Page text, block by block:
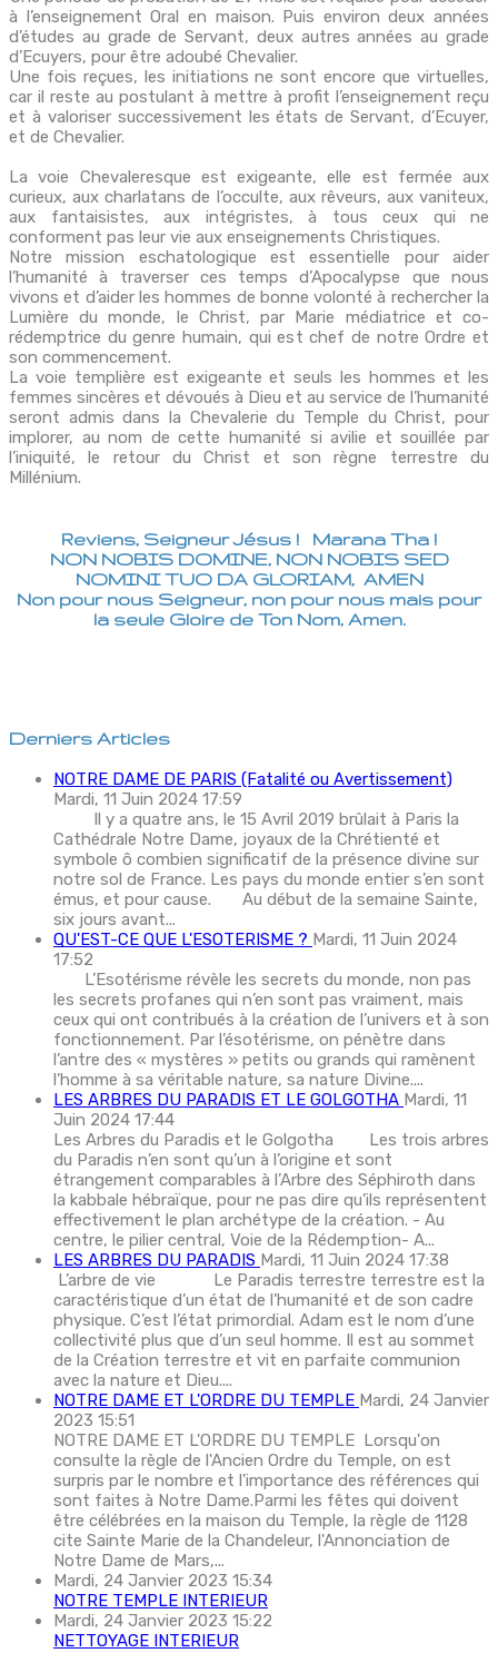
à l’enseignement Oral en maison. Puis environ deux années
d’études au grade de Servant, deux autres années au grade
d’Ecuyers, pour être adoubé Chevalier.
Une fois reçues, les initiations ne sont encore que virtuelles,
car il reste au postulant à mettre à profit l’enseignement reçu
et à valoriser successivement les états de Servant, d’Ecuyer,
et de Chevalier.
La voie Chevaleresque est exigeante, elle est fermée aux
curieux, aux charlatans de l’occulte, aux rêveurs, aux vaniteux,
aux fantaisistes, aux intégristes, à tous ceux qui ne
conforment pas leur vie aux enseignements Christiques.
Notre mission eschatologique est essentielle pour aider
l’humanité à traverser ces temps d’Apocalypse que nous
vivons et d’aider les hommes de bonne volonté à rechercher la
Lumière du monde, le Christ, par Marie médiatrice et co-
rédemptrice du genre humain, qui est chef de notre Ordre et
son commencement.
La voie templière est exigeante et seuls les hommes et les
femmes sincères et dévoués à Dieu et au service de l’humanité
seront admis dans la Chevalerie du Temple du Christ, pour
implorer, au nom de cette humanité si avilie et souillée par
l’iniquité, le retour du Christ et son règne terrestre du
Millénium.
Reviens, Seigneur Jésus ! Marana Tha !
NON NOBIS DOMINE, NON NOBIS SED
NOMINI TUO DA GLORIAM, AMEN
Non pour nous Seigneur, non pour nous mais pour
la seule Gloire de Ton Nom, Amen.
Derniers Articles
NOTRE DAME DE PARIS (Fatalité ou Avertissement)
Mardi, 11 Juin 2024 17:59
Il y a quatre ans, le 15 Avril 2019 brûlait à Paris la
Cathédrale Notre Dame, joyaux de la Chrétienté et
symbole ô combien significatif de la présence divine sur
notre sol de France. Les pays du monde entier s’en sont
émus, et pour cause. Au début de la semaine Sainte,
six jours avant...
QU'EST-CE QUE L'ESOTERISME ? Mardi, 11 Juin 2024
17:52
L’Esotérisme révèle les secrets du monde, non pas
les secrets profanes qui n’en sont pas vraiment, mais
ceux qui ont contribués à la création de l’univers et à son
fonctionnement. Par l’ésotérisme, on pénètre dans
l’antre des « mystères » petits ou grands qui ramènent
l’homme à sa véritable nature, sa nature Divine....
LES ARBRES DU PARADIS ET LE GOLGOTHA Mardi, 11
Juin 2024 17:44
Les Arbres du Paradis et le Golgotha Les trois arbres
du Paradis n’en sont qu’un à l’origine et sont
étrangement comparables à l’Arbre des Séphiroth dans
la kabbale hébraïque, pour ne pas dire qu’ils représentent
effectivement le plan archétype de la création. - Au
centre, le pilier central, Voie de la Rédemption- A...
LES ARBRES DU PARADIS Mardi, 11 Juin 2024 17:38
L’arbre de vie Le Paradis terrestre terrestre est la
caractéristique d’un état de l’humanité et de son cadre
physique. C’est l’état primordial. Adam est le nom d’une
collectivité plus que d’un seul homme. Il est au sommet
de la Création terrestre et vit en parfaite communion
avec la nature et Dieu....
NOTRE DAME ET L'ORDRE DU TEMPLE Mardi, 24 Janvier
2023 15:51
NOTRE DAME ET L'ORDRE DU TEMPLE Lorsqu'on
consulte la règle de l'Ancien Ordre du Temple, on est
surpris par le nombre et l'importance des références qui
sont faites à Notre Dame.Parmi les fêtes qui doivent
être célébrées en la maison du Temple, la règle de 1128
cite Sainte Marie de la Chandeleur, l'Annonciation de
Notre Dame de Mars,...
Mardi, 24 Janvier 2023 15:34
NOTRE TEMPLE INTERIEUR
Mardi, 24 Janvier 2023 15:22
NETTOYAGE INTERIEUR